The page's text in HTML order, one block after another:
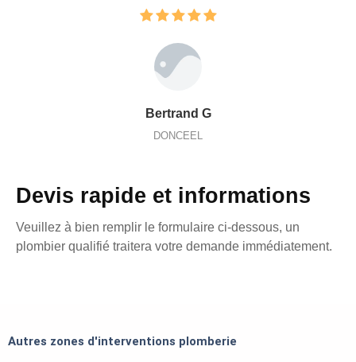
Bertrand G
DONCEEL
Devis rapide et informations
Veuillez à bien remplir le formulaire ci-dessous, un
plombier qualifié traitera votre demande immédiatement.
Autres zones d'interventions plomberie